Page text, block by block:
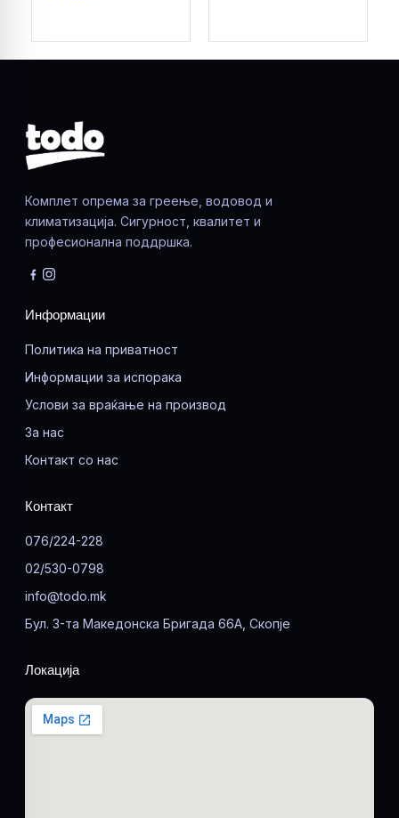
Комплет опрема за греење, водовод и
климатизација. Сигурност, квалитет и
професионална поддршка.
Информации
Политика на приватност
Информации за испорака
Услови за враќање на производ
За нас
Контакт со нас
Контакт
076/224-228
02/530-0798
info@todo.mk
Бул. 3-та Македонска Бригада 66А, Скопје
Локација